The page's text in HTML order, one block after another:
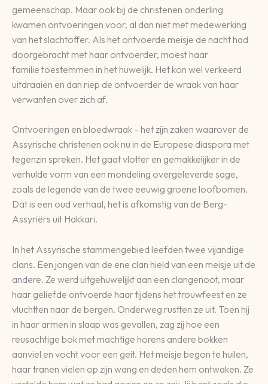
gemeenschap. Maar ook bij de christenen onderling
kwamen ontvoeringen voor, al dan niet met medewerking
van het slachtoffer. Als het ontvoerde meisje de nacht had
doorgebracht met haar ontvoerder, moest haar
familie toestemmen in het huwelijk. Het kon wel verkeerd
uitdraaien en dan riep de ontvoerder de wraak van haar
verwanten over zich af.
Ontvoeringen en bloedwraak – het zijn zaken waarover de
Assyrische christenen ook nu in de Europese diaspora met
tegenzin spreken. Het gaat vlotter en gemakkelijker in de
verhulde vorm van een mondeling overgeleverde sage,
zoals de legende van de twee eeuwig groene loofbomen.
Dat is een oud verhaal, het is afkomstig van de Berg-
Assyriërs uit Hakkari.
In het Assyrische stammengebied leefden twee vijandige
clans. Een jongen van de ene clan hield van een meisje uit de
andere. Ze werd uitgehuwelijkt aan een clangenoot, maar
haar geliefde ontvoerde haar tijdens het trouwfeest en ze
vluchtten naar de bergen. Onderweg rustten ze uit. Toen hij
in haar armen in slaap was gevallen, zag zij hoe een
reusachtige bok met machtige horens andere bokken
aanviel en vocht voor een geit. Het meisje begon te huilen,
haar tranen vielen op zijn wang en deden hem ontwaken. Ze